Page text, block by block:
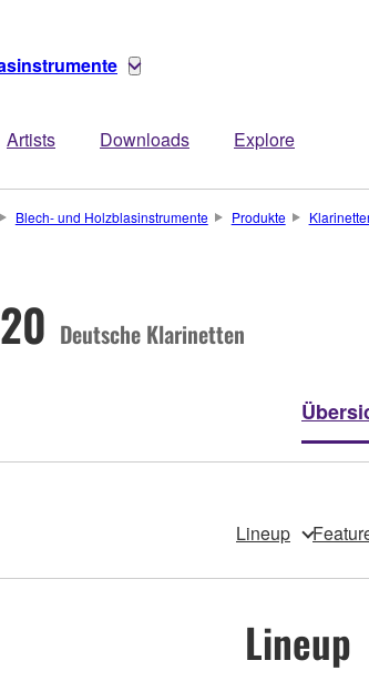
Artists Downloads Explore
Blech- und Holzblasinstrumente Produkte
Deutsche Klarinetten
Lineup
Lineup